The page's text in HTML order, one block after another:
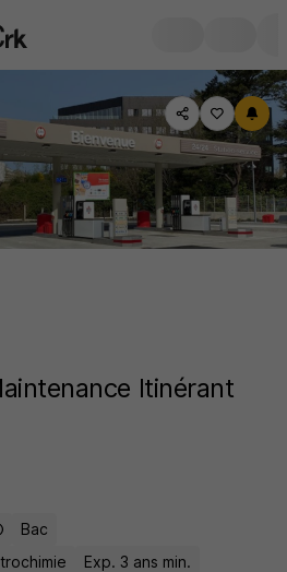
Itinérant
Bac
Exp. 3 ans min.